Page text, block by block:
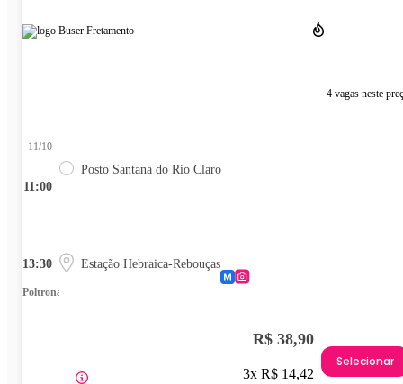
4 vagas neste
11:00
11/10
Posto Santana do Rio Claro
13:30 Estação Hebraica-Rebouças
Poltrona
R$ 38,90
3x R$ 14,42
Selecionar